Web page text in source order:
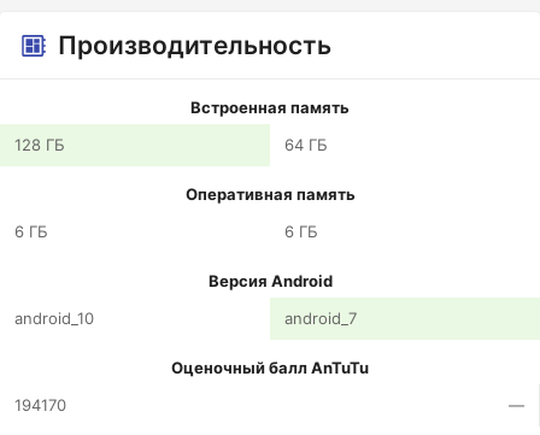
Производительность
Встроенная память
128 ГБ
64 ГБ
Оперативная память
6 ГБ
6 ГБ
Версия Android
android_10
android_7
Оценочный балл AnTuTu
194170
—